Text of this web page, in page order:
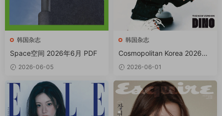
韩国杂志
Space空间 2026年6月 PDF
2026-06-05
韩国杂志
Cosmopolitan Korea 2026年
6月 PDF
2026-06-01